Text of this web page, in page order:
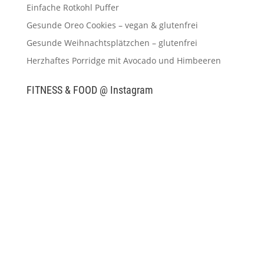
Einfache Rotkohl Puffer
Gesunde Oreo Cookies – vegan & glutenfrei
Gesunde Weihnachtsplätzchen – glutenfrei
Herzhaftes Porridge mit Avocado und Himbeeren
FITNESS & FOOD @ Instagram